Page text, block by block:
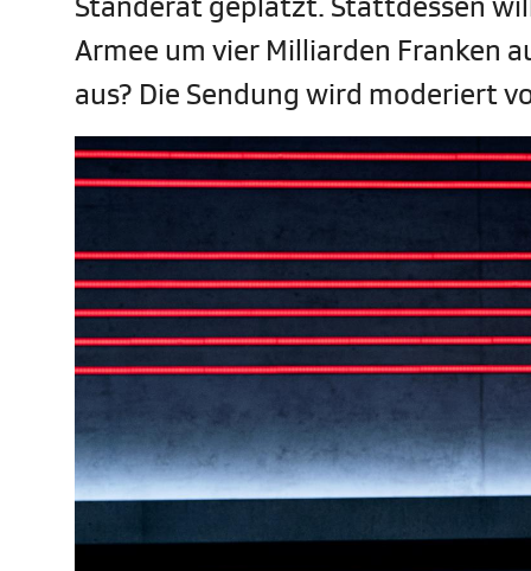
Armee um vier Milliarden Franken
aus? Die Sendung wird moderiert